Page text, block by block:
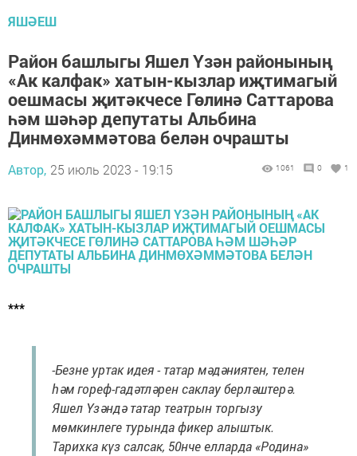
ЯШӘЕШ
Район башлыгы Яшел Үзән районының
«Ак калфак» хатын-кызлар иҗтимагый
оешмасы җитәкчесе Гөлинә Саттарова
һәм шәһәр депутаты Альбина
Динмөхәммәтова белән очрашты
Автор, 25 июль 2023 - 19:15 1061 0 1
***
-Безне уртак идея - татар мәдәниятен, телен
һәм гореф-гадәтләрен саклау берләштерә.
Яшел Үзәндә татар театрын торгызу
мөмкинлеге турында фикер алыштык.
Тарихка күз салсак, 50нче елларда «Родина»